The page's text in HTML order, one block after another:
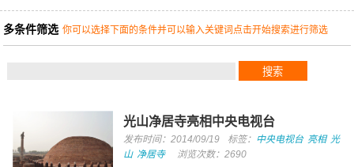
多条件筛选 你可以选择下面的条件并可以输入关键词点击开始搜索进行筛选
光山净居寺亮相中央电视台
发布时间：2014/09/19 标签： 中央电视台 亮相 光
山 净居寺 浏览次数：2690